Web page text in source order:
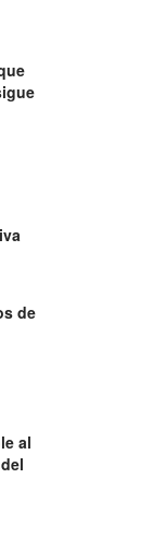
de
al